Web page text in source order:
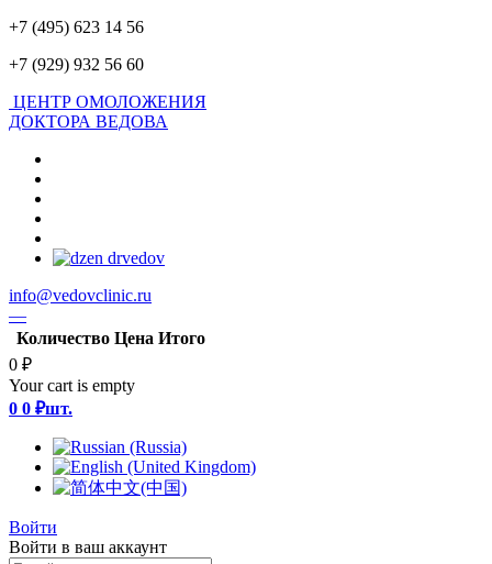
+7 (495) 623 14 56
+7 (929) 932 56 60
ЦЕНТР ОМОЛОЖЕНИЯ
ДОКТОРА ВЕДОВА
info@vedovclinic.ru
—
Количество Цена Итого
0 ₽
Your cart is empty
0 0 ₽шт.
Войти
Войти в ваш аккаунт